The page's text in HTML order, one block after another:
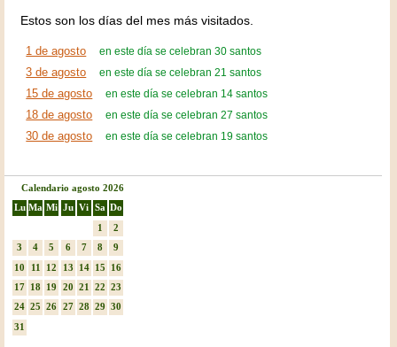
Estos son los días del mes más visitados.
1 de agosto en este día se celebran 30 santos
3 de agosto en este día se celebran 21 santos
15 de agosto en este día se celebran 14 santos
18 de agosto en este día se celebran 27 santos
30 de agosto en este día se celebran 19 santos
Calendario agosto 2026
Lu Ma Mi Ju Vi Sa Do
1
2
3
4 5 6 7 8
9
10
11 12 13 14 15
16
17 18 19 20 21 22
23
24 25 26 27 28 29
30
31